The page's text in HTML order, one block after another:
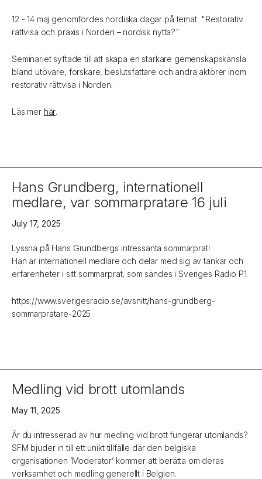
12 - 14 maj genomfördes nordiska dagar på temat "Restorativ
rättvisa och praxis i Norden – nordisk nytta?"
Seminariet syftade till att skapa en starkare gemenskapskänsla
bland utövare, forskare, beslutsfattare och andra aktörer inom
restorativ rättvisa i Norden.
Läs mer här.
Hans Grundberg, internationell
medlare, var sommarpratare 16 juli
July 17, 2025
Lyssna på Hans Grundbergs intressanta sommarprat!
Han är internationell medlare och delar med sig av tankar och
erfarenheter i sitt sommarprat, som sändes i Sveriges Radio P1.
https://www.sverigesradio.se/avsnitt/hans-grundberg-
sommarpratare-2025
Medling vid brott utomlands
May 11, 2025
Är du intresserad av hur medling vid brott fungerar utomlands?
SFM bjuder in till ett unikt tillfälle där den belgiska
organisationen ’Moderator’ kommer att berätta om deras
verksamhet och medling generellt i Belgien.